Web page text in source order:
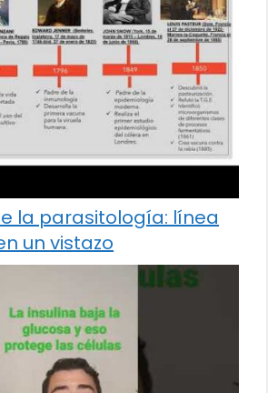
la parasitología: línea
un vistazo